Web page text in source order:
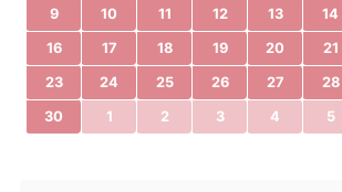
9 10 11 12 13 14
16 17 18 19 20 21
23 24 25 26 27 28
30 1 2 3 4 5